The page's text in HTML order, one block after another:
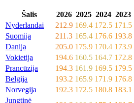
Šalis 2026 2025 2024 2023
Nyderlandai
212.9 169.4 172.5 171.5
Suomija
211.3 165.4 176.6 193.8
Danija
205.0 175.9 170.4 173.9
Vokietija
194.6 160.5 164.7 172.8
Prancūzija
194.3 161.9 169.5 179.5
Belgija
193.2 165.9 171.9 176.8
Norvegija
192.3 172.5 180.8 183.1
Jungtinė